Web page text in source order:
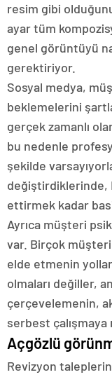
resim gibi
ayar tüm
genel görüntüyü
gerektiriyor.
Sosyal medya,
beklemelerini
gerçek zamanlı
bu nedenle
şekilde
değiştirdiklerinde,
ettirmek kadar
Ayrıca müşteri
var. Birçok
elde etmenin
olmaları değiller,
çerçevelemenin,
serbest çalışmaya
Açgözlü
Revizyon